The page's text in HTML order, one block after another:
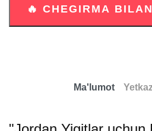
Ma'lumot